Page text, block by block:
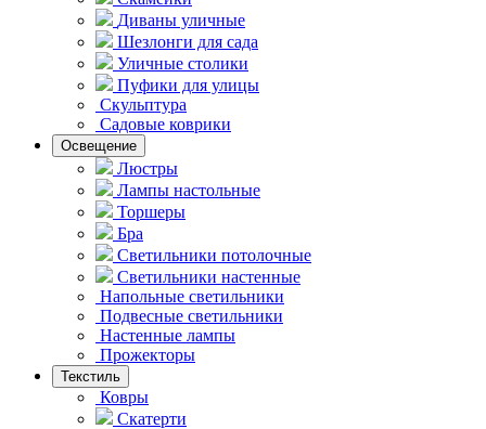
Диваны уличные
Шезлонги для сада
Уличные столики
Пуфики для улицы
Скульптура
Садовые коврики
Освещение
Люстры
Лампы настольные
Торшеры
Бра
Светильники потолочные
Светильники настенные
Напольные светильники
Подвесные светильники
Hастенные лампы
Прожекторы
Текстиль
Ковры
Скатерти